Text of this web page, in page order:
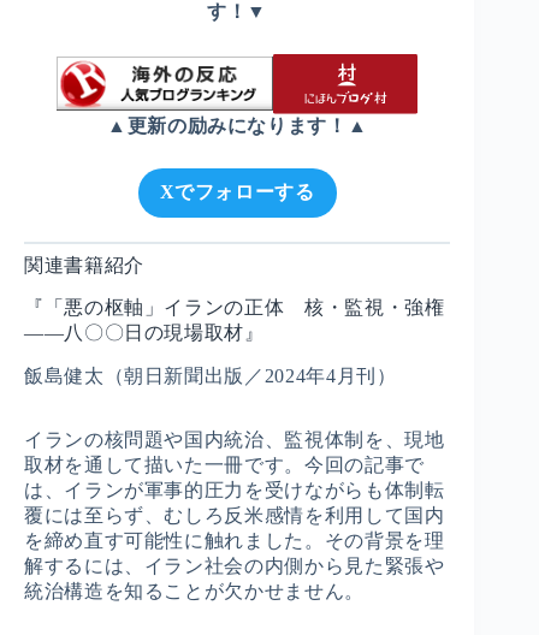
す！▼
▲更新の励みになります！▲
Xでフォローする
関連書籍紹介
『「悪の枢軸」イランの正体 核・監視・強権
――八〇〇日の現場取材』
飯島健太（朝日新聞出版／2024年4月刊）
イランの核問題や国内統治、監視体制を、現地
取材を通して描いた一冊です。今回の記事で
は、イランが軍事的圧力を受けながらも体制転
覆には至らず、むしろ反米感情を利用して国内
を締め直す可能性に触れました。その背景を理
解するには、イラン社会の内側から見た緊張や
統治構造を知ることが欠かせません。